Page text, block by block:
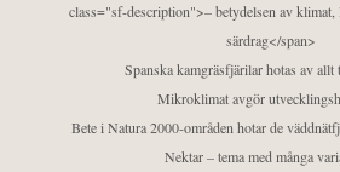
class="sf-description">– betydelsen av klimat,
särdrag</span>
Spanska kamgräsfjärilar hotas av allt
Mikroklimat avgör
Bete i Natura 2000-områden hotar de
Nektar – tema med många